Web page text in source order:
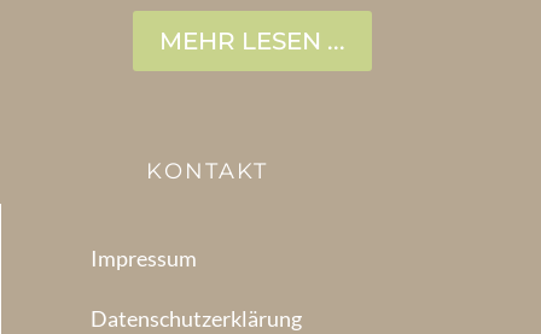
MEHR LESEN ...
KONTAKT
Impressum
Datenschutzerklärung